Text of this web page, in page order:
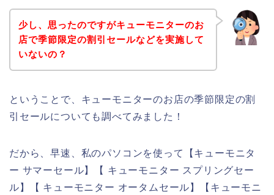
少し、思ったのですがキューモニターのお
店で季節限定の割引セールなどを実施して
いないの？
ということで、キューモニターのお店の季節限定の割
引セールについても調べてみました！
だから、早速、私のパソコンを使って【キューモニタ
ー サマーセール】【 キューモニター スプリングセー
ル】【 キューモニター オータムセール】【キューモニ